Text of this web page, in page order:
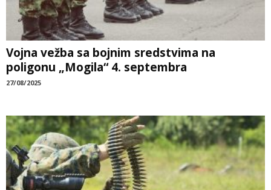
Vojna vežba sa bojnim sredstvima na
poligonu „Mogila“ 4. septembra
27/08/2025